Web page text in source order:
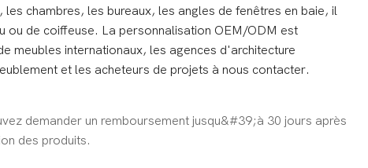
chambres, les bureaux, les angles de fenêtres en baie, il
ou de coiffeuse. La personnalisation OEM/ODM est
meubles internationaux, les agences d'architecture
et les acheteurs de projets à nous contacter.
demander un remboursement jusqu&#39;à 30 jours après
des produits.